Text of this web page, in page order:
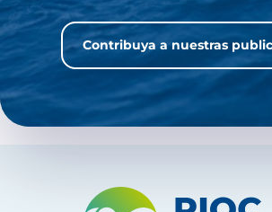
Contribuya a nuestras